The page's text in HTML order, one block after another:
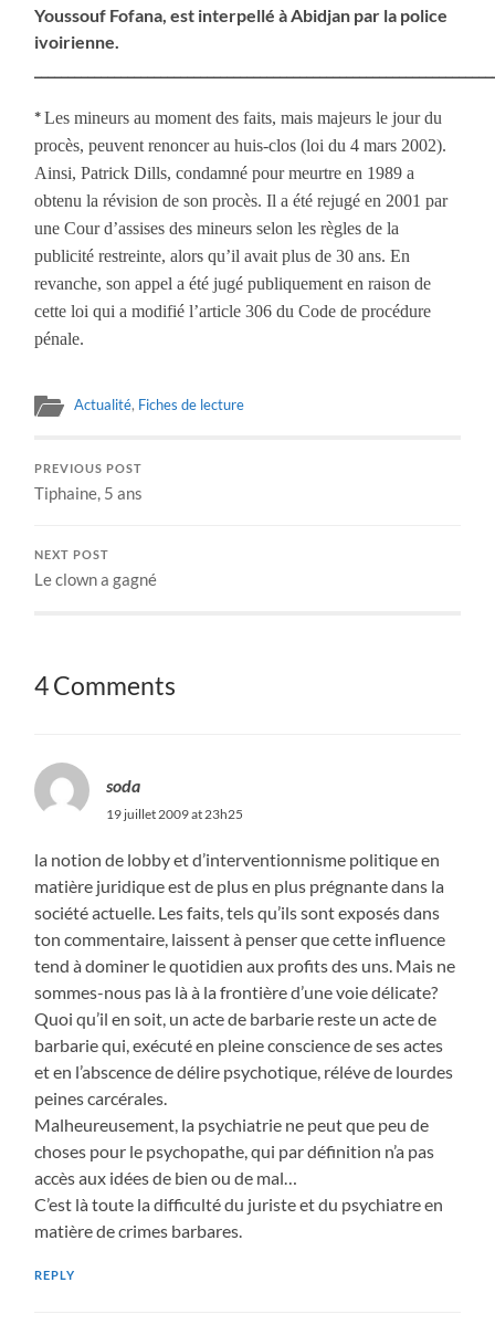
Youssouf Fofana, est interpellé à Abidjan par la police
ivoirienne.
*Les mineurs au moment des faits, mais majeurs le jour du
procès, peuvent renoncer au huis-clos (loi du 4 mars 2002).
Ainsi, Patrick Dills, condamné pour meurtre en 1989 a
obtenu la révision de son procès. Il a été rejugé en 2001 par
une Cour d’assises des mineurs selon les règles de la
publicité restreinte, alors qu’il avait plus de 30 ans. En
revanche, son appel a été jugé publiquement en raison de
cette loi qui a modifié l’article 306 du Code de procédure
pénale.
Actualité, Fiches de lecture
PREVIOUS POST
Tiphaine, 5 ans
NEXT POST
Le clown a gagné
4 Comments
soda
19 juillet 2009 at 23h25
la notion de lobby et d’interventionnisme politique en
matière juridique est de plus en plus prégnante dans la
société actuelle. Les faits, tels qu’ils sont exposés dans
ton commentaire, laissent à penser que cette influence
tend à dominer le quotidien aux profits des uns. Mais ne
sommes-nous pas là à la frontière d’une voie délicate?
Quoi qu’il en soit, un acte de barbarie reste un acte de
barbarie qui, exécuté en pleine conscience de ses actes
et en l’abscence de délire psychotique, réléve de lourdes
peines carcérales.
Malheureusement, la psychiatrie ne peut que peu de
choses pour le psychopathe, qui par définition n’a pas
accès aux idées de bien ou de mal…
C’est là toute la difficulté du juriste et du psychiatre en
matière de crimes barbares.
REPLY